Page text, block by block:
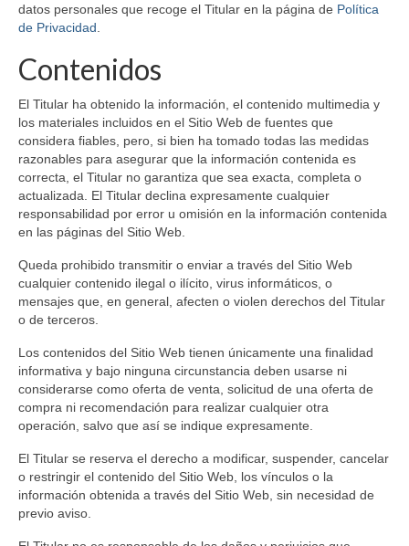
datos personales que recoge el Titular en la página de Política
de Privacidad
Contenidos
El Titular ha obtenido la información, el contenido multimedia y
los materiales incluidos en el Sitio Web de fuentes que
considera fiables, pero, si bien ha tomado todas las medidas
razonables para asegurar que la información contenida es
correcta, el Titular no garantiza que sea exacta, completa o
actualizada. El Titular declina expresamente cualquier
responsabilidad por error u omisión en la información contenida
en las páginas del Sitio Web.
Queda prohibido transmitir o enviar a través del Sitio Web
cualquier contenido ilegal o ilícito, virus informáticos, o
mensajes que, en general, afecten o violen derechos del Titular
o de terceros.
Los contenidos del Sitio Web tienen únicamente una finalidad
informativa y bajo ninguna circunstancia deben usarse ni
considerarse como oferta de venta, solicitud de una oferta de
compra ni recomendación para realizar cualquier otra
operación, salvo que así se indique expresamente.
El Titular se reserva el derecho a modificar, suspender, cancelar
o restringir el contenido del Sitio Web, los vínculos o la
información obtenida a través del Sitio Web, sin necesidad de
previo aviso.